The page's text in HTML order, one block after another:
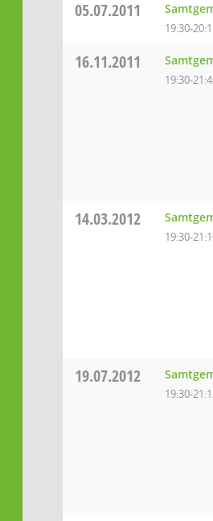
05.07.2011
19:30-
16.11.2011
19:30-
14.03.2012
19:30-
19.07.2012
19:30-